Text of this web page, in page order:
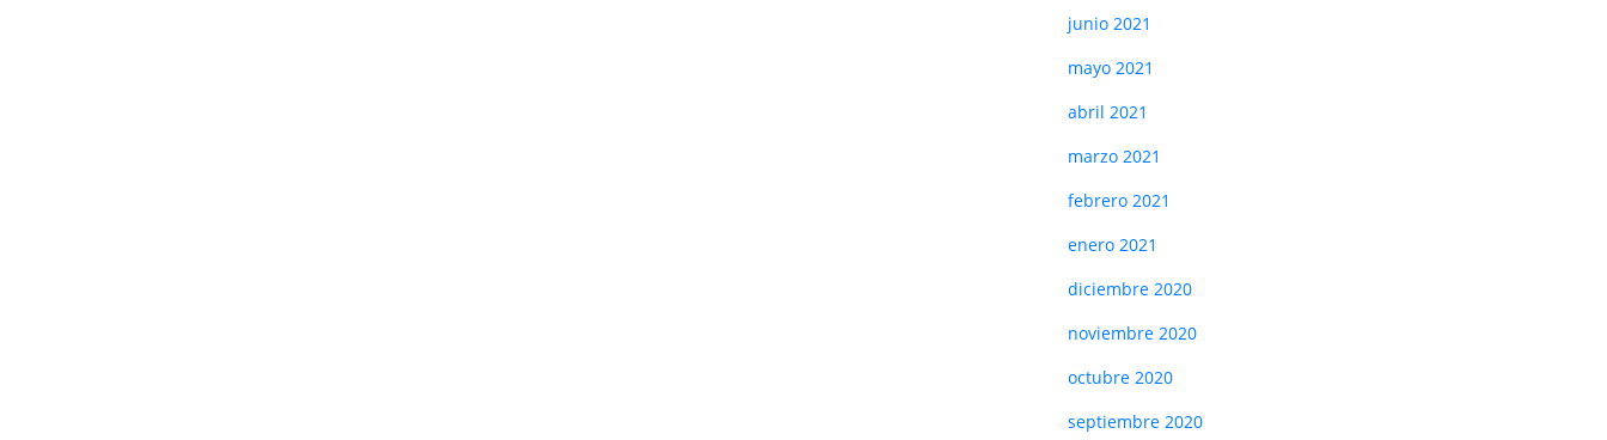
junio 2021
mayo 2021
abril 2021
marzo 2021
febrero 2021
enero 2021
diciembre 2020
noviembre 2020
octubre 2020
septiembre 2020